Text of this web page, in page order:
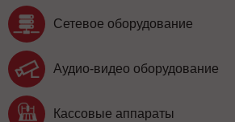
Сетевое оборудование
Аудио-видео оборудование
Кассовые аппараты